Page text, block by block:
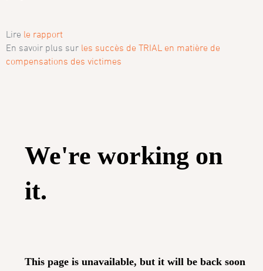
Lire le rapport
En savoir plus sur les succès de TRIAL en matière de
compensations des victimes